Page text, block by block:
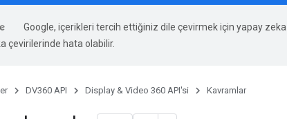
Google, içerikleri tercih ettiğiniz dile çevirmek için yapay
çevirilerinde hata olabilir.
DV360 API Display & Video 360 API'si Kavramlar